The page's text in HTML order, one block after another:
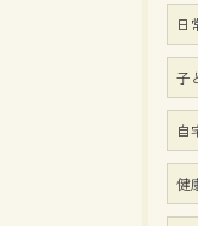
日
子
自
健